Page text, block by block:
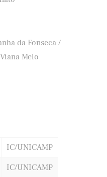
da Fonseca /
Melo
IC/UNICAMP
IC/UNICAMP